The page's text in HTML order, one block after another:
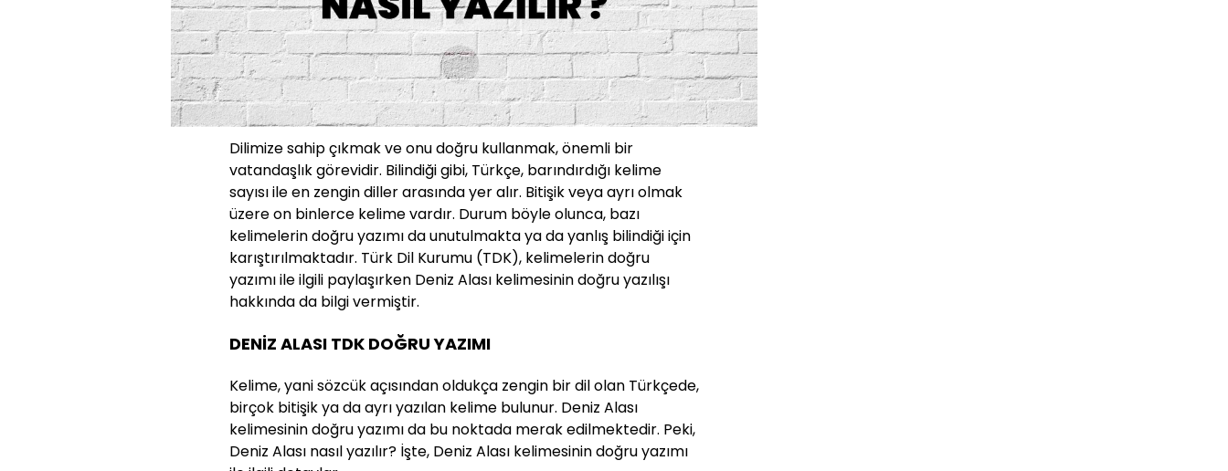
Dilimize sahip çıkmak ve onu doğru kullanmak, önemli bir
vatandaşlık görevidir. Bilindiği gibi, Türkçe, barındırdığı kelime
sayısı ile en zengin diller arasında yer alır. Bitişik veya ayrı olmak
üzere on binlerce kelime vardır. Durum böyle olunca, bazı
kelimelerin doğru yazımı da unutulmakta ya da yanlış bilindiği için
karıştırılmaktadır. Türk Dil Kurumu (TDK), kelimelerin doğru
yazımı ile ilgili paylaşırken Deniz Alası kelimesinin doğru yazılışı
hakkında da bilgi vermiştir.
DENİZ ALASI TDK DOĞRU YAZIMI
Kelime, yani sözcük açısından oldukça zengin bir dil olan Türkçede,
birçok bitişik ya da ayrı yazılan kelime bulunur. Deniz Alası
kelimesinin doğru yazımı da bu noktada merak edilmektedir. Peki,
Deniz Alası nasıl yazılır? İşte, Deniz Alası kelimesinin doğru yazımı